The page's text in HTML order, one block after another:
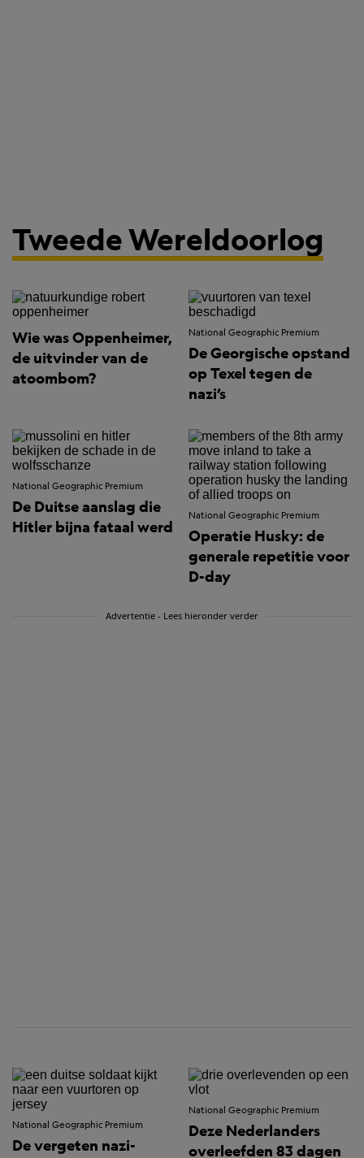
Tweede Wereldoorlog
Wie was Oppenheimer,
de uitvinder van de
atoombom?
National Geographic Premium
De Georgische opstand
op Texel tegen de
nazi’s
National Geographic Premium
De Duitse aanslag die
Hitler bijna fataal werd
National Geographic Premium
Operatie Husky: de
generale repetitie voor
D-day
Advertentie - Lees hieronder verder
National Geographic Premium
De vergeten nazi-
National Geographic Premium
Deze Nederlanders
overleefden 83 dagen